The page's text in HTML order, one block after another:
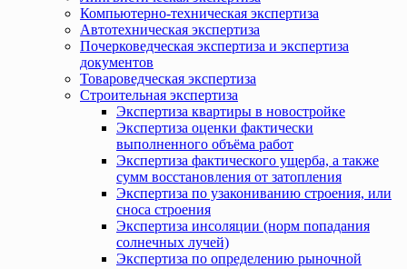
Компьютерно-техническая экспертиза
Автотехническая экспертиза
Почерковедческая экспертиза и экспертиза
документов
Товароведческая экспертиза
Строительная экспертиза
Экспертиза квартиры в новостройке
Экспертиза оценки фактически
выполненного объёма работ
Экспертиза фактического ущерба, а также
сумм восстановления от затопления
Экспертиза по узакониванию строения, или
сноса строения
Экспертиза инсоляции (норм попадания
солнечных лучей)
Экспертиза по определению рыночной